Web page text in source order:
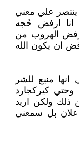
ينتصر علي معني
انا ارفض حُجه
الهروب من
ان يكون الله
منبع للشر
وحتي كيركجارد
ذلك ولكن اريد
بل سمعني